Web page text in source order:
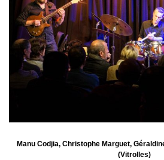
Manu Codjia, Christophe Marguet,
(Vitrolles)